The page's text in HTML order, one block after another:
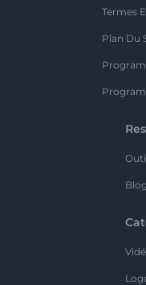
Termes
Plan Du
Blog